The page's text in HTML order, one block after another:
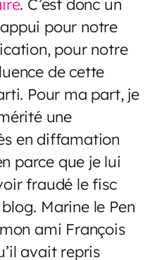
pour notre
pour notre
de cette
Pour ma part, je
une
en diffamation
parce que je lui
fraudé le fisc
Marine le Pen
ami François
avait repris